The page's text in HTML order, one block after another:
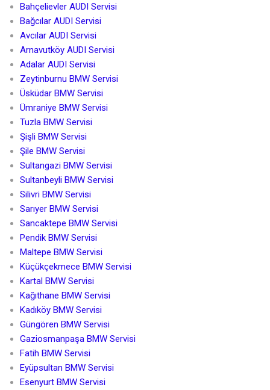
Bahçelievler AUDI Servisi
Bağcılar AUDI Servisi
Avcılar AUDI Servisi
Arnavutköy AUDI Servisi
Adalar AUDI Servisi
Zeytinburnu BMW Servisi
Üsküdar BMW Servisi
Ümraniye BMW Servisi
Tuzla BMW Servisi
Şişli BMW Servisi
Şile BMW Servisi
Sultangazi BMW Servisi
Sultanbeyli BMW Servisi
Silivri BMW Servisi
Sarıyer BMW Servisi
Sancaktepe BMW Servisi
Pendik BMW Servisi
Maltepe BMW Servisi
Küçükçekmece BMW Servisi
Kartal BMW Servisi
Kağıthane BMW Servisi
Kadıköy BMW Servisi
Güngören BMW Servisi
Gaziosmanpaşa BMW Servisi
Fatih BMW Servisi
Eyüpsultan BMW Servisi
Esenyurt BMW Servisi